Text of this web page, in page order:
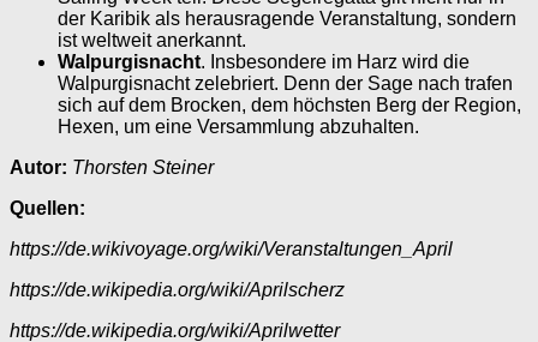
der Karibik als herausragende Veranstaltung, sondern
ist weltweit anerkannt.
Walpurgisnacht. Insbesondere im Harz wird die
Walpurgisnacht zelebriert. Denn der Sage nach trafen
sich auf dem Brocken, dem höchsten Berg der Region,
Hexen, um eine Versammlung abzuhalten.
Autor: Thorsten Steiner
Quellen:
https://de.wikivoyage.org/wiki/Veranstaltungen_April
https://de.wikipedia.org/wiki/Aprilscherz
https://de.wikipedia.org/wiki/Aprilwetter